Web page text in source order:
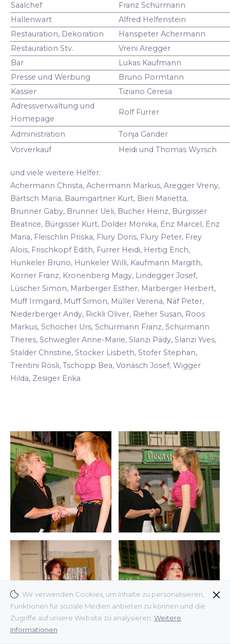
Wir verwenden Cookies, um Inhalte zu personalisieren,
Funktionen für soziale Medien anbieten zu können und die
Zugriffe auf unsere Website zu analysieren. Weitere
Informationen
Saalchef
Franz Schürmann
Hallenwart
Alfred Helfenstein
Restauration, Dekoration
Hanspeter Achermann
Restauration Stv.
Vreni Aregger
Bar
Lukas Kaufmann
Presse und Werbung
Bruno Pormtann
Kassier
Tiziano Ceresa
Adressverwaltung und
Homepage
Rolf Furrer
Administration
Tonja Gander
Vorverkauf
Heidi und Thomas Wyrsch
und viele weitere Helfer:
Achermann Christa, Achermann Markus, Aregger Vreny,
Bärtsch Maria, Baumgartner Kurt, Bieri Marietta,
Brunner Gaby, Brunner Ueli, Bucher Heinz, Bürgisser
Beatrice, Bürgisser Kurt, Dolder Monika, Enz Marcel, Enz
Maria, Fleischlin Priska, Flury Doris, Flury Peter, Frey
Alois, Frischkopf Edith, Furrer Heidi, Hertig Erich,
Hunkeler Bruno, Hunkeler Willi, Kaufmann Margith,
Korner Franz, Kronenberg Magy, Lindegger Josef,
Lüscher Simon, Marberger Esther, Marberger Herbert,
Muff Irmgard, Muff Simon, Müller Verena, Näf Peter,
Niederberger Andy, Rickli Oliver, Rieher Susan, Roos
Markus, Schocher Urs, Schürmann Franz, Schürmann
Theres, Schwegler Anne-Marie, Slanzi Pädy, Slanzi Yves,
Stalder Christine, Stocker Lisbeth, Stofer Stephan,
Trentini Rösli, Tschopp Bea, Vonäsch Josef, Wigger
Hilda, Zesiger Erika